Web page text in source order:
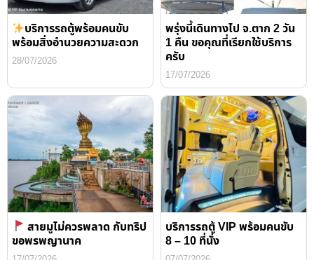
บริการรถตู้พร้อมคนขับ
พร้อมสิ่งอำนวยความสะดวก
28/07/2026
พรุ่งนี้เดินทางไป จ.ตาก 2 วัน
1 คืน ขอคุณที่เรียกใช้บริการ
ครับ
17/07/2026
สายมูไม่ควรพลาด กับทริป
ขอพรพญานาค
บริการรถตู้ VIP พร้อมคนขับ
8 – 10 ที่นั่ง